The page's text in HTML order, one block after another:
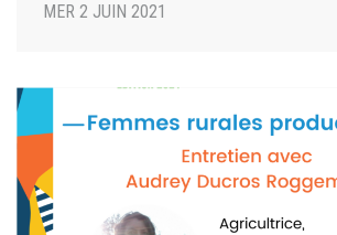
MER 2 JUIN 2021